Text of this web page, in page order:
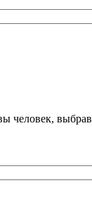
человек, выбрав